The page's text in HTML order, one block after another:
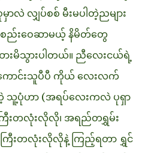
လဲ လျှပ်စစ် မီးမပါတဲ့ညများ
စည်းဝေဆာမယ့် နိမိတ်တွေ
းမိသွားပါတယ်။ ညီလေးငယ်ရဲ့
ာင်းသူပီပီ ကိုယ် လေးလက်
တဲ့ သူ့ပုံဟာ (အရပ်လေးကလဲ ပုရှာ
ကြီးတလုံးလိုလို၊ အရည်တရွှမ်း
ြီးတလုံးလိုလိုနဲ့ ကြည့်ရတာ ရွှင်